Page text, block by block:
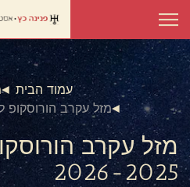
עמוד הבית
מזל עקרב הורוסקופ לשנת
מזל עקרב
2026-2025